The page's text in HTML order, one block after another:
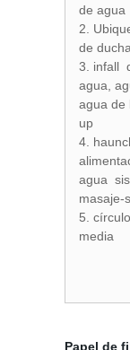
de agua
2.
de
3. infall
agua,
agua
up
4.
agua
masaje-
5.
media
Papel de